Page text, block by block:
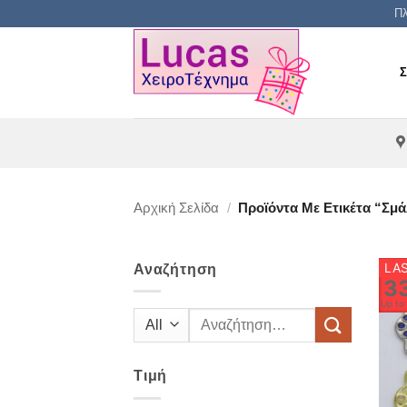
Αρχική Σελίδα / Προϊόντα Με Ετικέτα
Αναζήτηση
Αναζήτηση
Τιμή
Up to